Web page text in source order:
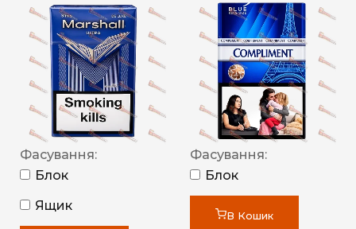
Фасування:
Блок
Ящик
Фасування:
Блок
В Кошик